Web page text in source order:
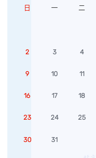
日 一 二
2 3 4
9 10 11
16 17 18
23 24 25
30 31